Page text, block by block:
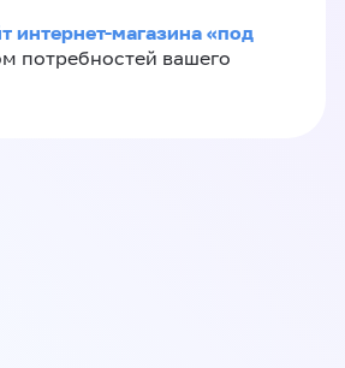
интернет-магазина «под
потребностей вашего